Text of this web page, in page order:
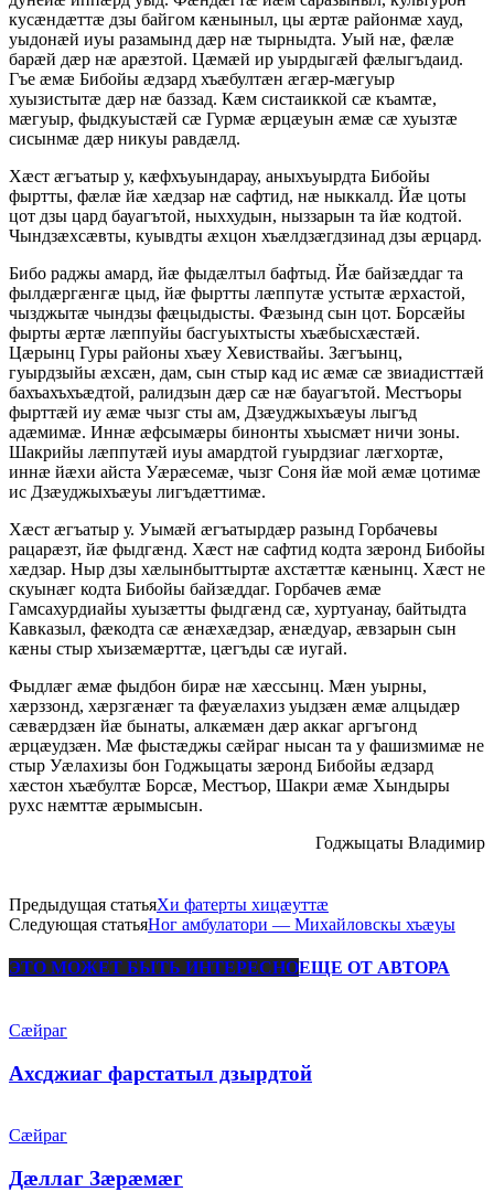
кусӕндӕттӕ дзы байгом кӕныныл, цы ӕртӕ районмӕ хауд,
уыдонӕй иуы разамынд дӕр нӕ тырныдта. Уый нӕ, фӕлӕ
барӕй дӕр нӕ арӕзтой. Цӕмӕй ир уырдыгӕй фӕлыгъдаид.
Гъе ӕмӕ Бибойы ӕдзард хъӕбултӕн ӕгӕр-мӕгуыр
хуызистытӕ дӕр нӕ баззад. Кӕм систаиккой сӕ къамтӕ,
мӕгуыр, фыдкуыстӕй сӕ Гурмӕ ӕрцӕуын ӕмӕ сӕ хуызтӕ
сисынмӕ дӕр никуы равдӕлд.
Хӕст ӕгъатыр у, кӕфхъуындарау, аныхъуырдта Бибойы
фыртты, фӕлӕ йӕ хӕдзар нӕ сафтид, нӕ ныккалд. Йӕ цоты
цот дзы цард бауагътой, ныххудын, ныззарын та йӕ кодтой.
Чындзӕхсӕвты, куывдты ӕхцон хъӕлдзӕгдзинад дзы ӕрцард.
Бибо раджы амард, йӕ фыдӕлтыл бафтыд. Йӕ байзӕддаг та
фылдӕргӕнгӕ цыд, йӕ фыртты лӕппутӕ устытӕ ӕрхастой,
чызджытӕ чындзы фӕцыдысты. Фӕзынд сын цот. Борсӕйы
фырты ӕртӕ лӕппуйы басгуыхтысты хъӕбысхӕстӕй.
Цӕрынц Гуры районы хъӕу Хевиствайы. Зӕгъынц,
гуырдзыйы ӕхсӕн, дам, сын стыр кад ис ӕмӕ сӕ звиадисттӕй
бахъахъхъӕдтой, ралидзын дӕр сӕ нӕ бауагътой. Местъоры
фырттӕй иу ӕмӕ чызг сты ам, Дзӕуджыхъӕуы лыгъд
адӕмимӕ. Иннӕ ӕфсымӕры бинонты хъысмӕт ничи зоны.
Шакрийы лӕппутӕй иуы амардтой гуырдзиаг лӕгхортӕ,
иннӕ йӕхи айста Уӕрӕсемӕ, чызг Соня йӕ мой ӕмӕ цотимӕ
ис Дзӕуджыхъӕуы лигъдӕттимӕ.
Хӕст ӕгъатыр у. Уымӕй ӕгъатырдӕр разынд Горбачевы
рацарӕзт, йӕ фыдгӕнд. Хӕст нӕ сафтид кодта зӕронд Бибойы
хӕдзар. Ныр дзы хӕлынбыттыртӕ ахстӕттӕ кӕнынц. Хӕст не
скуынӕг кодта Бибойы байзӕддаг. Горбачев ӕмӕ
Гамсахурдиайы хуызӕтты фыдгӕнд сӕ, хуртуанау, байтыдта
Кавказыл, фӕкодта сӕ ӕнӕхӕдзар, ӕнӕдуар, ӕвзарын сын
кӕны стыр хъизӕмӕрттӕ, цӕгъды сӕ иугай.
Фыдлӕг ӕмӕ фыдбон бирӕ нӕ хӕссынц. Мӕн уырны,
хӕрззонд, хӕрзгӕнӕг та фӕуӕлахиз уыдзӕн ӕмӕ алцыдӕр
сӕвӕрдзӕн йӕ бынаты, алкӕмӕн дӕр аккаг аргъгонд
ӕрцӕудзӕн. Мӕ фыстӕджы сӕйраг нысан та у фашизмимӕ не
стыр Уӕлахизы бон Годжыцаты зӕронд Бибойы ӕдзард
хӕстон хъӕбултӕ Борсӕ, Местъор, Шакри ӕмӕ Хындыры
рухс нӕмттӕ ӕрымысын.
Годжыцаты Владимир
Предыдущая статьяХи фатерты хицӕуттӕ
Следующая статьяНог амбулатори — Михайловскы хъӕуы
ЭТО МОЖЕТ БЫТЬ ИНТЕРЕСНОЕЩЕ ОТ АВТОРА
Сæйраг
Ахсджиаг фарстатыл дзырдтой
Сæйраг
Дæллаг Зæрæмæг